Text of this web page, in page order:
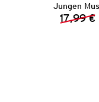
Jungen
17,99 €